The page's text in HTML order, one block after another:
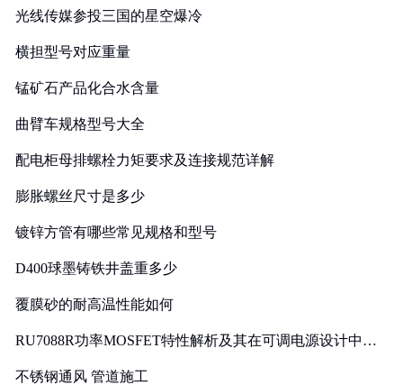
光线传媒参投三国的星空爆冷
横担型号对应重量
锰矿石产品化合水含量
曲臂车规格型号大全
配电柜母排螺栓力矩要求及连接规范详解
膨胀螺丝尺寸是多少
镀锌方管有哪些常见规格和型号
D400球墨铸铁井盖重多少
覆膜砂的耐高温性能如何
RU7088R功率MOSFET特性解析及其在可调电源设计中的
不锈钢通风 管道施工